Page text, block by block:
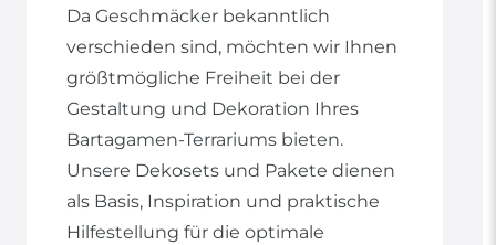
Da Geschmäcker bekanntlich
verschieden sind, möchten wir Ihnen
größtmögliche Freiheit bei der
Gestaltung und Dekoration Ihres
Bartagamen-Terrariums bieten.
Unsere Dekosets und Pakete dienen
als Basis, Inspiration und praktische
Hilfestellung für die optimale